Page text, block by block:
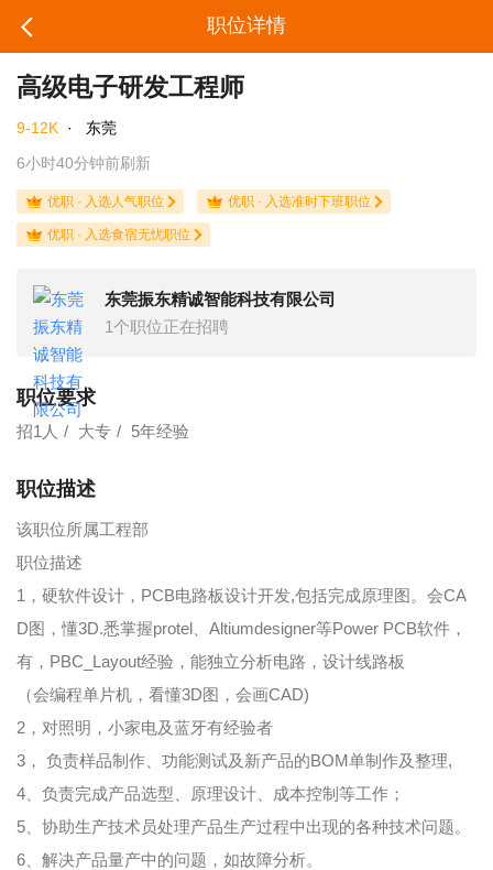
职位详情
高级电子研发工程师
9-12K ·
东莞
6小时40分钟前刷新
优职 · 入选人气职位 优职 · 入选准时下班职位
优职 · 入选食宿无忧职位
东莞振东精诚智能科技有限公司
1个职位正在招聘
职位要求
招1人 大专 5年经验
职位描述
该职位所属工程部
职位描述
1，硬软件设计，PCB电路板设计开发,包括完成原理图。会CA
D图，懂3D.悉掌握protel、Altiumdesigner等Power PCB软件，
有，PBC_Layout经验，能独立分析电路，设计线路板
（会编程单片机，看懂3D图，会画CAD)
2，对照明，小家电及蓝牙有经验者
3， 负责样品制作、功能测试及新产品的BOM单制作及整理,
4、负责完成产品选型、原理设计、成本控制等工作；
5、协助生产技术员处理产品生产过程中出现的各种技术问题。
6、解决产品量产中的问题，如故障分析。